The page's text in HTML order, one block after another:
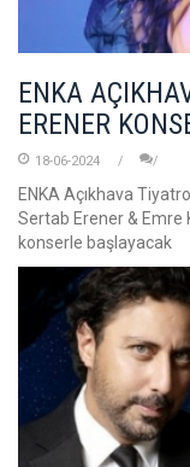
ENKA
ERENER
18-06-2024
ENKA Açıkhava
Sertab Erener & Emre
konserle başlayacak